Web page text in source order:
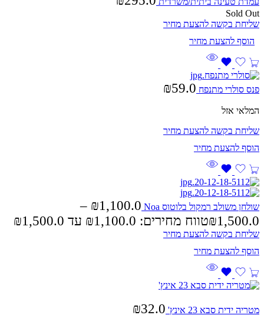
Sold Out
שליחת בקשה להצעת מחיר
פנס סולרי מתנפח ₪59.0
המלאי אזל
שליחת בקשה להצעת מחיר
שולחן משולב רמקול בלוטוס Noa ₪1,100.0
–
₪1,500.0 טווח מחירים: ⁦₪1,100.0⁩ עד ⁦₪1,500.0⁩
שליחת בקשה להצעת מחיר
מטריה ידית סבא 23 אינץ' ₪32.0